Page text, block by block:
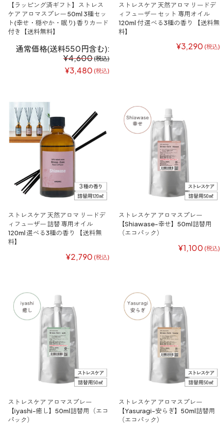
【ラッピング済ギフト】ストレス
ケア アロマスプレー 50ml 3種セッ
ト(幸せ・穏やか・眠り) 香りカード
付き【送料無料】
通常価格(送料550円含む):
¥4,600(税込)
¥3,480 (税込)
ストレスケア 天然アロマ リードデ
ィフューザー セット 専用オイル
120ml 付 選べる3種の香り 【送料無
料】
¥3,290 (税込)
ストレスケア 天然アロマ リードデ
ィフューザー 詰替 専用オイル
120ml 選べる3種の香り 【送料無
料】
¥2,790 (税込)
ストレスケア アロマスプレー
【Shiawase-幸せ】50ml詰替用
（エコパック）
¥1,100 (税込)
ストレスケア アロマスプレー
【iyashi-癒し】50ml詰替用（エコ
パック）
ストレスケア アロマスプレー
【Yasuragi-安らぎ】50ml詰替用
（エコパック）